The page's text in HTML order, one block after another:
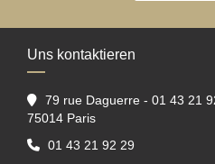
Uns kontaktieren
79 rue Daguerre - 01 43 21
75014 Paris((öffnet ein neues
01 43 21 92 29